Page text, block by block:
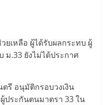
เหลือ ผู้ได้รับผลกระทบ ผู้
ม.33 ยังไม่ได้ประกาศ
รี อนุมัติกรอบวงเงิน
ประกันตนมาตรา 33 ใน